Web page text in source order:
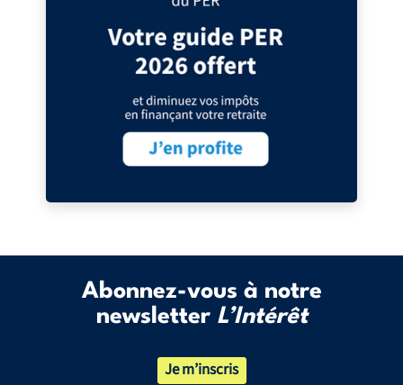
Abonnez-vous à notre
newsletter L’Intérêt
Je m’inscris